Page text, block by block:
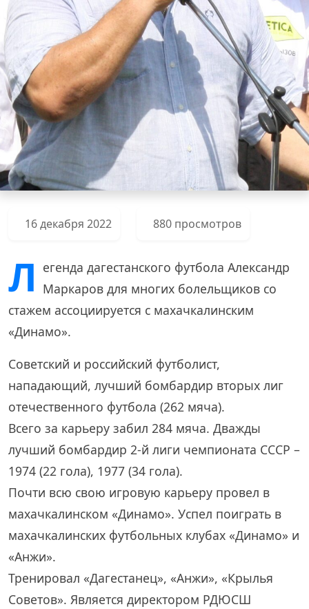
16 декабря 2022 880 просмотров
Л егенда дагестанского футбола Александр
Маркаров для многих болельщиков со
стажем ассоциируется с махачкалинским
«Динамо».
Советский и российский футболист,
нападающий, лучший бомбардир вторых лиг
отечественного футбола (262 мяча).
Всего за карьеру забил 284 мяча. Дважды
лучший бомбардир 2-й лиги чемпионата СССР –
1974 (22 гола), 1977 (34 гола).
Почти всю свою игровую карьеру провел в
махачкалинском «Динамо». Успел поиграть в
махачкалинских футбольных клубах «Динамо» и
«Анжи».
Тренировал «Дагестанец», «Анжи», «Крылья
Советов». Является директором РДЮСШ